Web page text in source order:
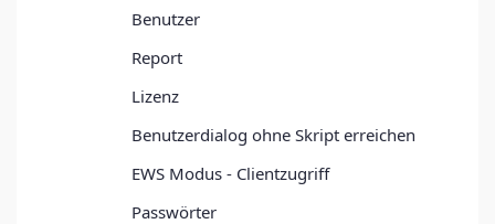
Benutzer
Report
Lizenz
Benutzerdialog ohne Skript erreichen
EWS Modus - Clientzugriff
Passwörter